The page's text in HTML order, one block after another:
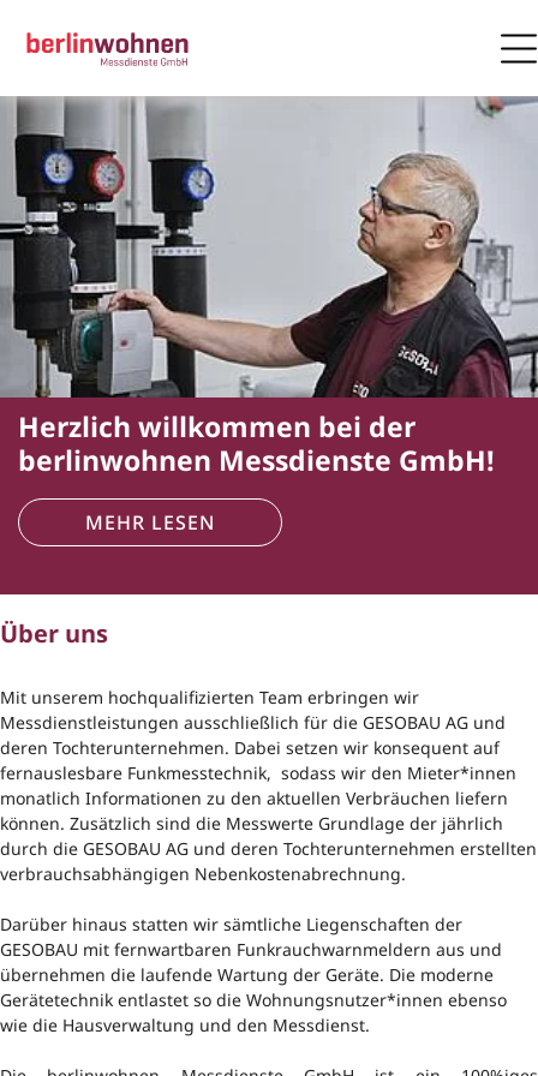
ZUM HAUPTINHALT SPRINGEN
Startseite
Herzlich willkommen bei der
berlinwohnen Messdienste GmbH!
MEHR LESEN
Über uns
Mit unserem hochqualifizierten Team erbringen wir
Messdienstleistungen ausschließlich für die GESOBAU AG und
deren Tochterunternehmen. Dabei setzen wir konsequent auf
fernauslesbare Funkmesstechnik, sodass wir den Mieter*innen
monatlich Informationen zu den aktuellen Verbräuchen liefern
können. Zusätzlich sind die Messwerte Grundlage der jährlich
durch die GESOBAU AG und deren Tochterunternehmen erstellten
verbrauchsabhängigen Nebenkostenabrechnung.
Darüber hinaus statten wir sämtliche Liegenschaften der
GESOBAU mit fernwartbaren Funkrauchwarnmeldern aus und
übernehmen die laufende Wartung der Geräte. Die moderne
Gerätetechnik entlastet so die Wohnungsnutzer*innen ebenso
wie die Hausverwaltung und den Messdienst.